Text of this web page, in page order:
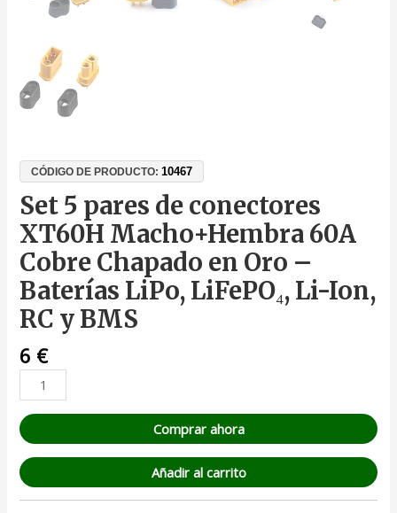
CÓDIGO DE PRODUCTO:10467
Set 5 pares de conectores
XT60H Macho+Hembra 60A
Cobre Chapado en Oro –
Baterías LiPo, LiFePO₄, Li-Ion,
RC y BMS
6 €
Comprar ahora
Añadir al carrito